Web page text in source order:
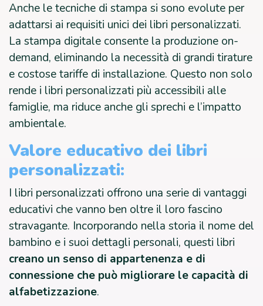
Anche le tecniche di stampa si sono evolute per
adattarsi ai requisiti unici dei libri personalizzati.
La stampa digitale consente la produzione on-
demand, eliminando la necessità di grandi tirature
e costose tariffe di installazione. Questo non solo
rende i libri personalizzati più accessibili alle
famiglie, ma riduce anche gli sprechi e l’impatto
ambientale.
Valore educativo dei libri
personalizzati:
I libri personalizzati offrono una serie di vantaggi
educativi che vanno ben oltre il loro fascino
stravagante. Incorporando nella storia il nome del
bambino e i suoi dettagli personali, questi libri
creano un senso di appartenenza e di
connessione che può migliorare le capacità di
alfabetizzazione.